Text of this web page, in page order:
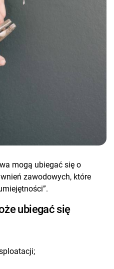
mogą ubiegać się o
zawodowych, które
ubiegać się